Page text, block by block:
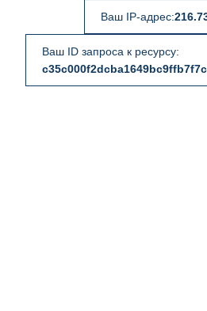
Ваш IP-адрес:
Ваш ID запроса к ресурсу: